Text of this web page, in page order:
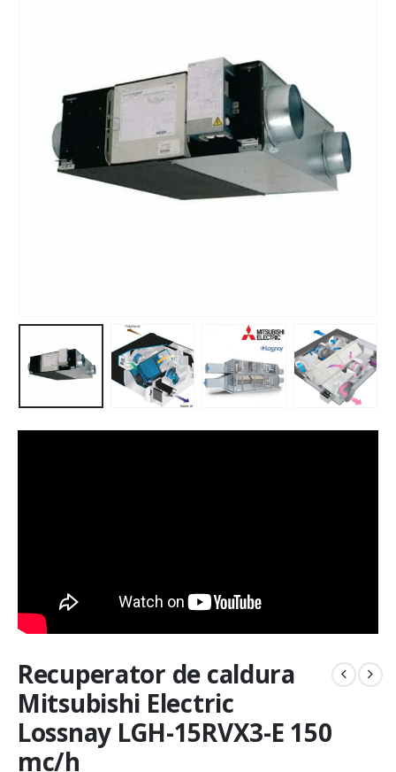
Recuperator de caldura
Mitsubishi Electric
Lossnay LGH-15RVX3-E 150
mc/h